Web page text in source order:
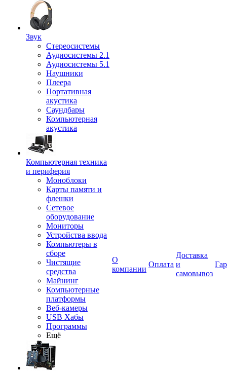
Звук
Стереосистемы
Аудиосистемы 2.1
Аудиосистемы 5.1
Наушники
Плеера
Портативная
акустика
Саундбары
Компьютерная
акустика
Компьютерная техника
и периферия
Моноблоки
Карты памяти и
флешки
Сетевое
оборудование
Мониторы
Устройства ввода
Компьютеры в
сборе
Чистящие
средства
Майнинг
Компьютерные
платформы
Веб-камеры
USB Хабы
Программы
Ещё
О
компании
Оплата
Доставка
и
самовывоз